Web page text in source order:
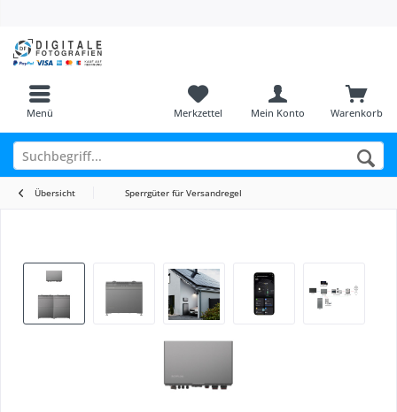
Menü Warenkorb
Merkzettel Mein Konto
Übersicht Sperrgüter für Versandregel